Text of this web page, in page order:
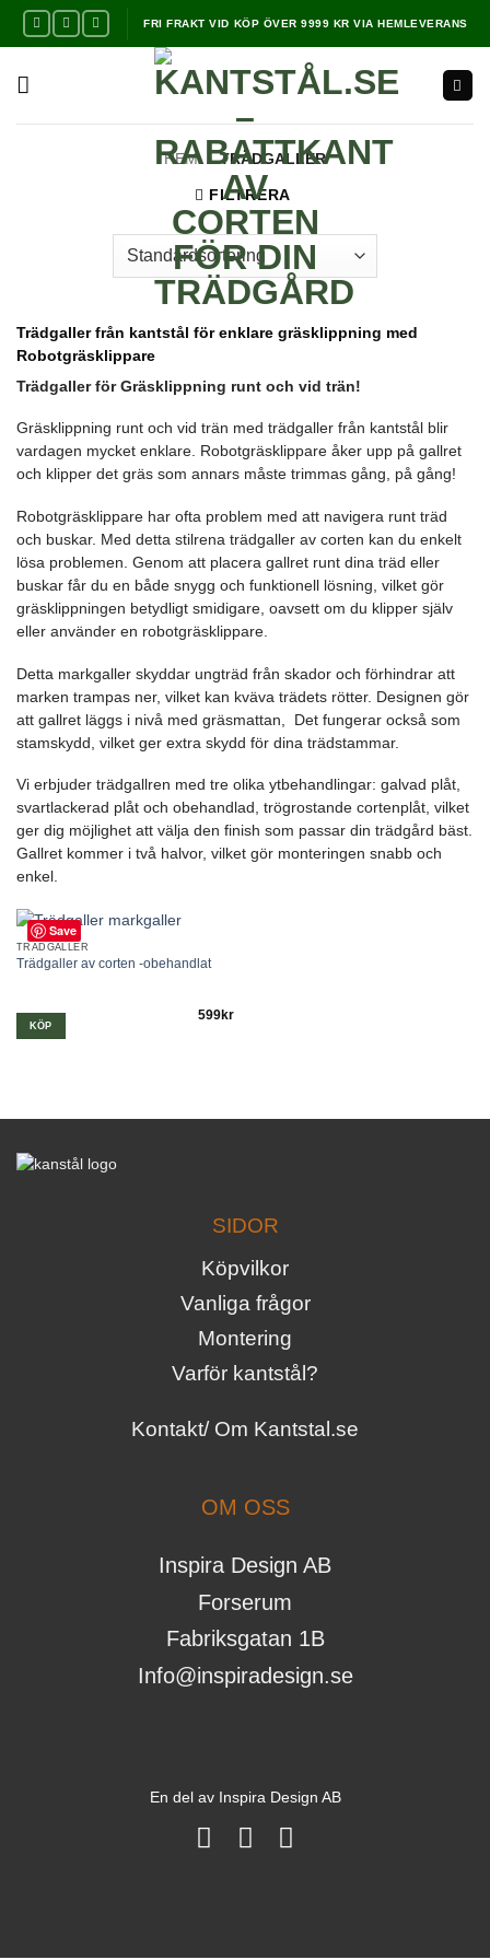
Skip
FRI FRAKT VID KÖP ÖVER 9999 KR VIA HEMLEVERANS
HEM TRÄDGALLER
FILTRERA
Trädgaller från kantstål för enklare gräsklippning med
Robotgräsklippare
Trädgaller för Gräsklippning runt och vid trän!
Gräsklippning runt och vid trän med trädgaller från kantstål blir
vardagen mycket enklare. Robotgräsklippare åker upp på gallret
och klipper det gräs som annars måste trimmas gång, på gång!
Robotgräsklippare har ofta problem med att navigera runt träd
och buskar. Med detta stilrena trädgaller av corten kan du enkelt
lösa problemen. Genom att placera gallret runt dina träd eller
buskar får du en både snygg och funktionell lösning, vilket gör
gräsklippningen betydligt smidigare, oavsett om du klipper själv
eller använder en robotgräsklippare.
Detta markgaller skyddar ungträd från skador och förhindrar att
marken trampas ner, vilket kan kväva trädets rötter. Designen gör
att gallret läggs i nivå med gräsmattan, Det fungerar också som
stamskydd, vilket ger extra skydd för dina trädstammar.
Vi erbjuder trädgallren med tre olika ytbehandlingar: galvad plåt,
svartlackerad plåt och obehandlad, trögrostande cortenplåt, vilket
ger dig möjlighet att välja den finish som passar din trädgård bäst.
Gallret kommer i två halvor, vilket gör monteringen snabb och
enkel.
Save
TRÄDGALLER
Trädgaller av corten -obehandlat
599kr
KÖP
SIDOR
Köpvilkor
Vanliga frågor
Montering
Varför kantstål?
Kontakt/ Om Kantstal.se
OM OSS
Inspira Design AB
Forserum
Fabriksgatan 1B
Info@inspiradesign.se
En del av Inspira Design AB